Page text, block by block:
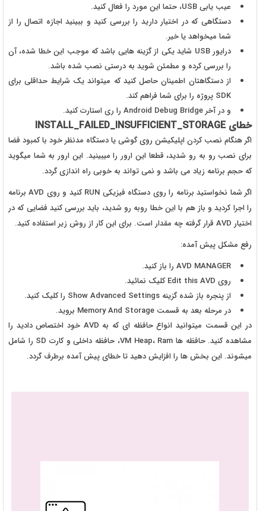
عیب یابی USB، حتما این مورد را فعال کنید.
دستگاهی که در اختیار دارید را بررسی کنید و ببینید اجازه اتصال را از
شما میخواهد یا خیر.
درایور USB شاید یکی از گزینه هایی باشد که موجب این خطا شده، آن
را بررسی کرده و مطمئن شوید به درستی نصب شده باشد.
از دستگاهتان اطمینان حاصل کنید که میتواند یک شرایط حداقلی برای
SDK پروژه را برای شما فراهم کند.
و در آخر Android Debug Bridge را ری استارت کنید.
خطای INSTALL_FAILED_INSUFFICIENT_STORAGE
اگر هنگام نصب کردن اپلیکیشن روی گوشی یا دستگاه مدنظر خود با کمبود فضا
برای نصب رو به رو شدید، قطعا این ارور را میبینید. این ارور به شما میگوید
که حجم برنامه زیاد می باشد و نمی تواند به خوبی راه اندازی گردد.
اگر شما نخواستید برنامه را روی دستگاه فیزیکی RUN کنید و روی AVD برنامه
را اجرا کردید و باز هم با این خطا روبه رو شدید، باید بررسی کنید فضایی که در
اختیار AVD قرار گرفته چه مقدار است. برای این کار از روش زیر استفاده کنید.
رفع مشکل پیش آمده:
AVD MANAGER را باز کنید.
روی Edit this AVD کلیک نمائید.
از پنجره باز شده گزینه Show Advanced Settings را کلیک کنید.
در مرحله بعد به قسمت Memory And Storage بروید.
در این قسمت میتوانید انواع حافظه ای که به AVD خود اختصاص دادید را
مشاهده کنید. حافظه ها VM Heap، Ram، حافظه داخلی و کارت SD را شامل
میشوند. این بخش ها را افزایش دهید تا خطای پیش آمده برطرف گردد.